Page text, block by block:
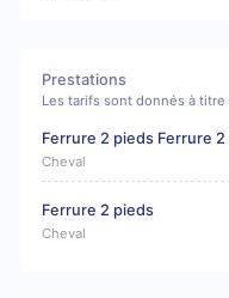
Prestations
Les tarifs sont donnés à
Ferrure 2 pieds Ferrure
Cheval
Ferrure 2 pieds
Cheval